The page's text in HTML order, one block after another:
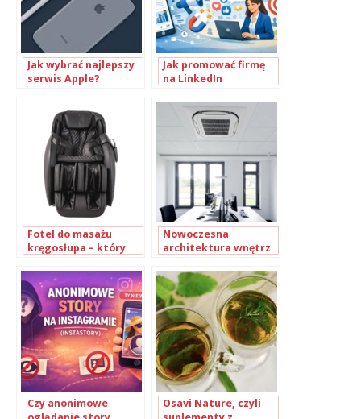
Jak wybrać najlepszy
serwis Apple?
Jak promować firmę
na LinkedIn
długofalowo
Fotel do masażu
kręgosłupa – który
Nowoczesna
architektura wnętrz
odpowiednie sufity
systemowe dla
Twojej inwestycji?
Czy anonimowe
Osavi Nature, czyli